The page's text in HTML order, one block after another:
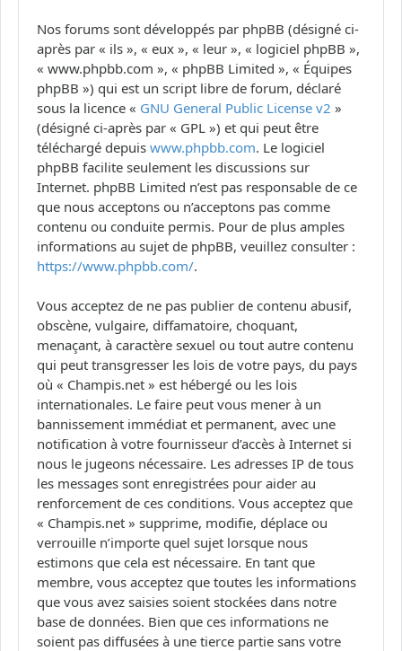
Nos forums sont développés par phpBB (désigné ci-
après par « ils », « eux », « leur », « logiciel phpBB »,
« www.phpbb.com », « phpBB Limited », « Équipes
phpBB ») qui est un script libre de forum, déclaré
sous la licence « GNU General Public License v2 »
(désigné ci-après par « GPL ») et qui peut être
téléchargé depuis www.phpbb.com. Le logiciel
phpBB facilite seulement les discussions sur
Internet. phpBB Limited n’est pas responsable de ce
que nous acceptons ou n’acceptons pas comme
contenu ou conduite permis. Pour de plus amples
informations au sujet de phpBB, veuillez consulter :
https://www.phpbb.com/.
Vous acceptez de ne pas publier de contenu abusif,
obscène, vulgaire, diffamatoire, choquant,
menaçant, à caractère sexuel ou tout autre contenu
qui peut transgresser les lois de votre pays, du pays
où « Champis.net » est hébergé ou les lois
internationales. Le faire peut vous mener à un
bannissement immédiat et permanent, avec une
notification à votre fournisseur d’accès à Internet si
nous le jugeons nécessaire. Les adresses IP de tous
les messages sont enregistrées pour aider au
renforcement de ces conditions. Vous acceptez que
« Champis.net » supprime, modifie, déplace ou
verrouille n’importe quel sujet lorsque nous
estimons que cela est nécessaire. En tant que
membre, vous acceptez que toutes les informations
que vous avez saisies soient stockées dans notre
base de données. Bien que ces informations ne
soient pas diffusées à une tierce partie sans votre